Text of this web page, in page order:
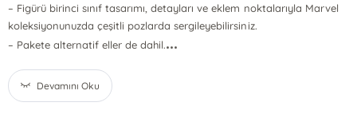
– Figürü birinci sınıf tasarımı, detayları ve eklem noktalarıyla Marvel
koleksiyonunuzda çeşitli pozlarda sergileyebilirsiniz.
– Pakete alternatif eller de dahil....
Devamını Oku